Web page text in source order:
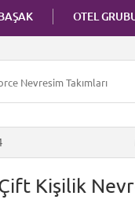
OTEL
Nevresim Takımları
Kişilik